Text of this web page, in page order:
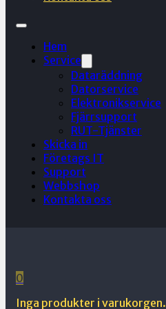
Hem
Service
Dataräddning
Datorservice
Elektronikservice
Fjärrsupport
RUT-Tjänster
Skicka in
Företags IT
Support
Webbshop
Kontakta oss
0
Inga produkter i varukorgen.